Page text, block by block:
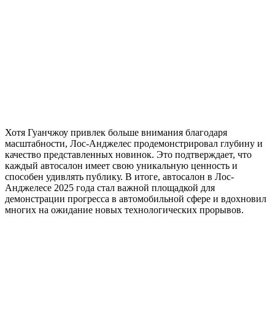
Хотя Гуанчжоу привлек больше внимания благодаря
масштабности, Лос-Анджелес продемонстрировал глубину и
качество представленных новинок. Это подтверждает, что
каждый автосалон имеет свою уникальную ценность и
способен удивлять публику. В итоге, автосалон в Лос-
Анджелесе 2025 года стал важной площадкой для
демонстрации прогресса в автомобильной сфере и вдохновил
многих на ожидание новых технологических прорывов.